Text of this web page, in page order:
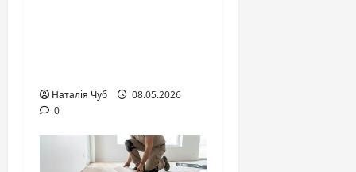
Наталія Чуб
08.05.2026
0